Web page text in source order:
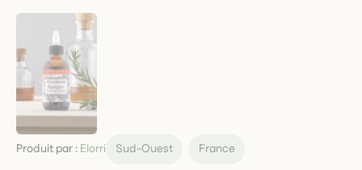
Produit par : Elorri Sud-Ouest France